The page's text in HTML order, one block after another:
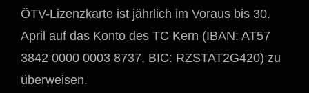
ÖTV-Lizenzkarte ist jährlich im Voraus bis 30.
April auf das Konto des TC Kern (IBAN: AT57
3842 0000 0003 8737, BIC: RZSTAT2G420) zu
überweisen.